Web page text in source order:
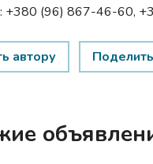
+380 (96) 867-46-60,
автору